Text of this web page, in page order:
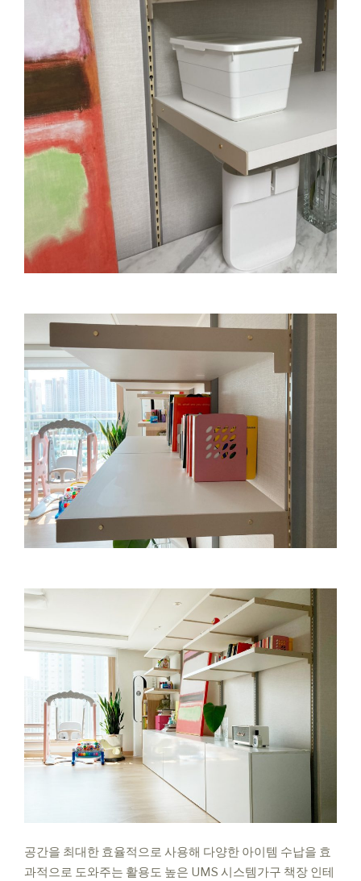
공간을 최대한 효율적으로 사용해 다양한 아이템 수납을 효
과적으로 도와주는 활용도 높은 UMS 시스템가구 책장 인테